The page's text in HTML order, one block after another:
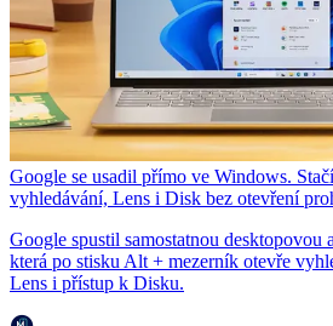
Google se usadil přímo ve Windows.
vyhledávání, Lens i Disk bez otevření
Google spustil samostatnou desktopovou
která po stisku Alt + mezerník otevře
Lens i přístup k Disku.